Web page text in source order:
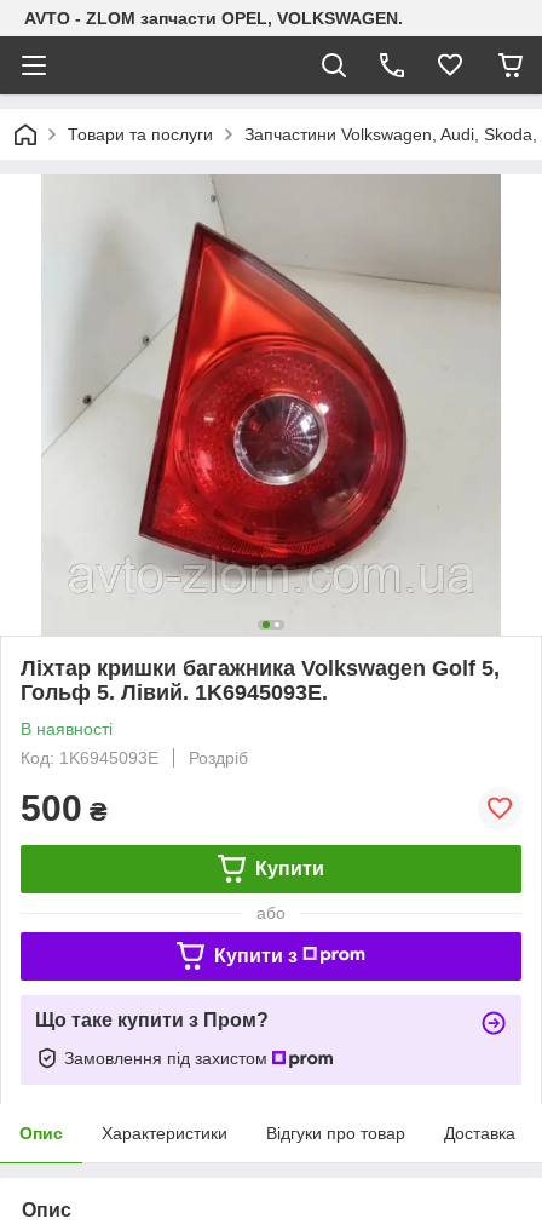
AVTO - ZLOM запчасти OPEL, VOLKSWAGEN.
Товари та послуги Запчастини Volkswagen, Audi, Skoda,
Ліхтар кришки багажника Volkswagen Golf 5,
Гольф 5. Лівий. 1K6945093E.
В наявності
Код: 1K6945093E
Роздріб
500 ₴
Купити
або
Купити з
Що таке купити з Пром?
Замовлення під захистом
Опис Характеристики Відгуки про товар Доставка
Опис